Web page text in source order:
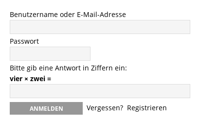
Benutzername oder E-Mail-Adresse
Passwort
Bitte gib eine Antwort in Ziffern ein:
vier × zwei =
Vergessen? Registrieren